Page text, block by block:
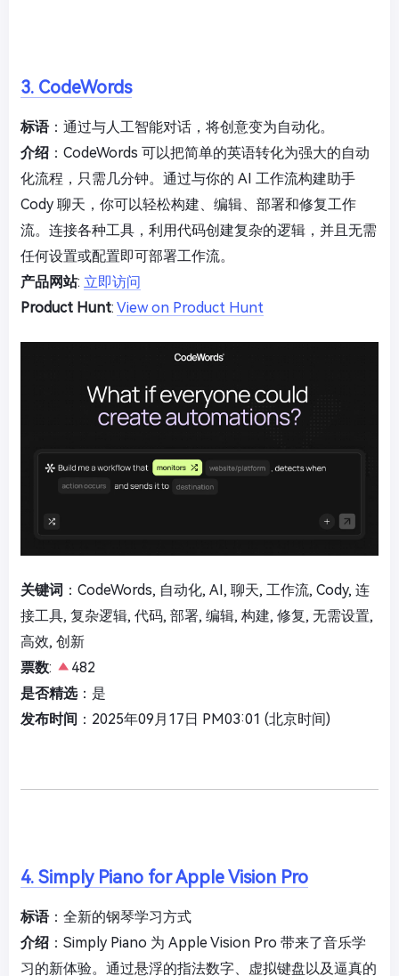
3. CodeWords
标语：通过与人工智能对话，将创意变为自动化。
介绍 ：CodeWords 可以把简单的英语转化为强大的自动
化流程，只需几分钟。通过与你的 AI 工作流构建助手
Cody 聊天，你可以轻松构建、编辑、部署和修复工作
流。连接各种工具，利用代码创建复杂的逻辑，并且无需
任何设置或配置即可部署工作流。
产品网站: 立即访问
Product Hunt: View on Product Hunt
关键词 ：CodeWords, 自动化, AI, 聊天, 工作流, Cody, 连
接工具, 复杂逻辑, 代码, 部署, 编辑, 构建, 修复, 无需设置,
高效, 创新
票数:
482
是否精选：是
发布时间 ：2025年09月17日 PM03:01 (北京时间)
4. Simply Piano for Apple Vision Pro
标语：全新的钢琴学习方式
介绍 ：Simply Piano 为 Apple Vision Pro 带来了音乐学
习的新体验。通过悬浮的指法数字、虚拟键盘以及逼真的